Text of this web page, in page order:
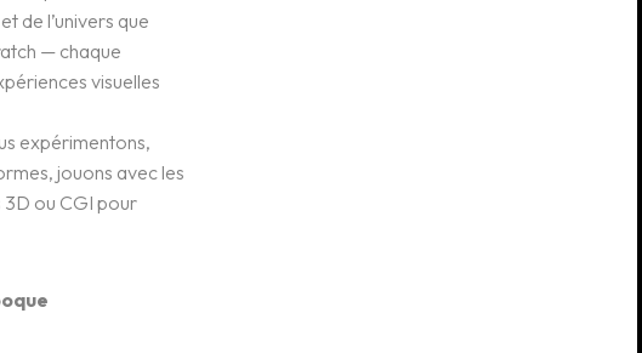
de l’univers que
— chaque
visuelles
expérimentons,
jouons avec les
3D ou CGI pour